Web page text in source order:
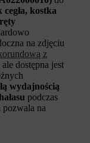
kostka
na zdjęciu
z
ale dostępna jest
wydajnością
podczas
na